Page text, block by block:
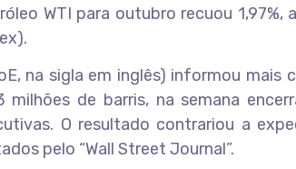
WTI para outubro recuou 1,97%,
na sigla em inglês) informou mais
de barris, na semana
O resultado contrariou a
pelo “Wall Street Journal”.